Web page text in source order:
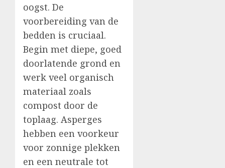
oogst. De
voorbereiding van de
bedden is cruciaal.
Begin met diepe, goed
doorlatende grond en
werk veel organisch
materiaal zoals
compost door de
toplaag. Asperges
hebben een voorkeur
voor zonnige plekken
en een neutrale tot